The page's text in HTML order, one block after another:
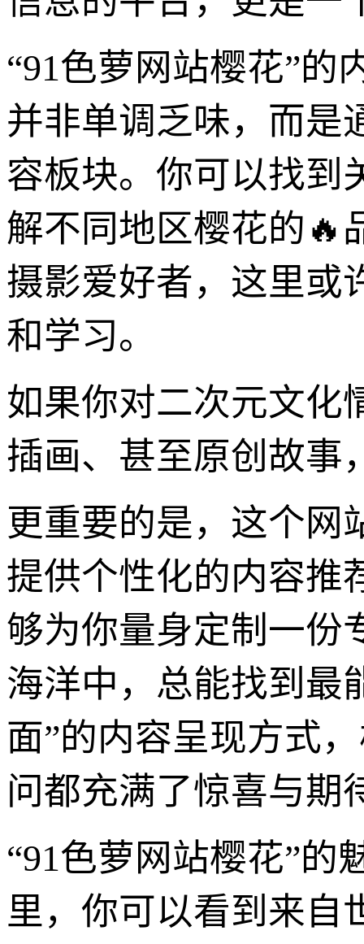
“91色萝网站樱花”的
并非单调乏味，而是
容板块。你可以找到
解不同地区樱花的🔥
摄影爱好者，这里或
和学习。
如果你对二次元文化
插画、甚至原创故事
更重要的是，这个网
提供个性化的内容推
够为你量身定制一份
海洋中，总能找到最
面”的内容呈现方式
问都充满了惊喜与期
“91色萝网站樱花”的
里，你可以看到来自